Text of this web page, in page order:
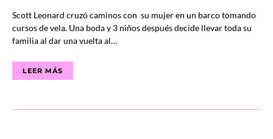
Scott Leonard cruzó caminos con su mujer en un barco tomando
cursos de vela. Una boda y 3 niños después decide llevar toda su
familia al dar una vuelta al…
LEER MÁS